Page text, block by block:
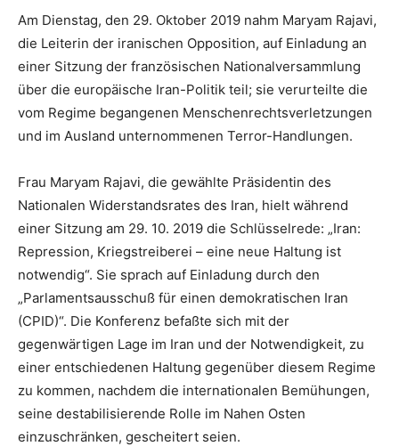
Am Dienstag, den 29. Oktober 2019 nahm Maryam Rajavi,
die Leiterin der iranischen Opposition, auf Einladung an
einer Sitzung der französischen Nationalversammlung
über die europäische Iran-Politik teil; sie verurteilte die
vom Regime begangenen Menschenrechtsverletzungen
und im Ausland unternommenen Terror-Handlungen.
Frau Maryam Rajavi, die gewählte Präsidentin des
Nationalen Widerstandsrates des Iran, hielt während
einer Sitzung am 29. 10. 2019 die Schlüsselrede: „Iran:
Repression, Kriegstreiberei – eine neue Haltung ist
notwendig“. Sie sprach auf Einladung durch den
„Parlamentsausschuß für einen demokratischen Iran
(CPID)“. Die Konferenz befaßte sich mit der
gegenwärtigen Lage im Iran und der Notwendigkeit, zu
einer entschiedenen Haltung gegenüber diesem Regime
zu kommen, nachdem die internationalen Bemühungen,
seine destabilisierende Rolle im Nahen Osten
einzuschränken, gescheitert seien.